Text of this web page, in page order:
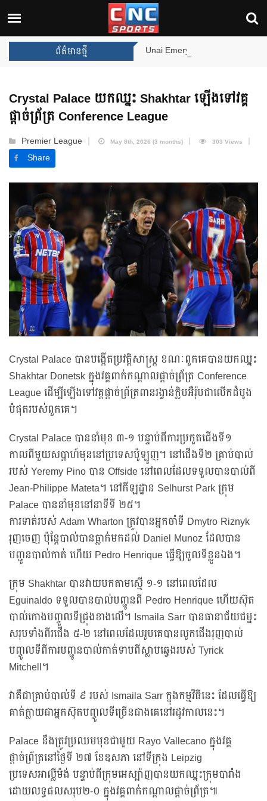
ព័ត៌មានថ្មីUnai Emery សន្យាថានឹងឈ្នះពានរង្វាន់បន្ថែមទៀត
Crystal Palace យកឈ្នះ Shakhtar ឡើងទៅវគ្គ
ផ្តាច់ព្រ័ត្រ Conference League
Premier League May 8th, 2026 (3 months) 303 Views
Share
Crystal Palace បានបង្កើតប្រវត្តិសាស្ត្រ ខណៈពួកគេបានយកឈ្នះ
Shakhtar Donetsk ក្នុងវគ្គពាក់កណ្តាលផ្តាច់ព្រ័ត្រ Conference
League ដើម្បីឡើងទៅវគ្គផ្តាច់ព្រ័ត្រពានរង្វាន់ក្លិបអឺរ៉ុបជាលើកដំបូង
បំផុតរបស់ពួកគេ។
Crystal Palace បាននាំមុខ ៣-១ បន្ទាប់ពីការប្រកួតជើងទី១
កាលពីមួយសប្តាហ៍មុននៅប្រទេសប៉ូឡូញ។ នៅជើងទី២ គ្រាប់បាល់
របស់ Yeremy Pino បាន Offside នៅពេលដែលទទួលបានបាល់ពី
Jean-Philippe Mateta។ នៅកីឡដ្ឋាន Selhurst Park ក្រុម
Palace បាននាំមុខនៅនាទីទី ២៥។
ការទាត់របស់ Adam Wharton ត្រូវបានអ្នកចាំទី Dmytro Riznyk
រុញចេញ ប៉ុន្តែបាល់បានធ្លាក់មកដល់ Daniel Munoz ដែលបាន
បញ្ជូនបាល់កាត់ ហើយ Pedro Henrique ធ្វើឱ្យចូលទីខ្លួនឯង។
ក្រុម Shakhtar បានវាយបកតាមស្មើ ១-១ នៅពេលដែល
Eguinaldo ទទួលបានបាល់បញ្ជូនពី Pedro Henrique ហើយស៊ុត
បាល់កោងបញ្ចូលទីជ្រុងខាងលើ។ Ismaila Sarr បានធានាជ័យជម្នះ
សរុបទាំងពីរជើង ៥-២ នៅពេលដែលរូបគេបានលូកជើងរុញបាល់
បញ្ចូលទីពីការបញ្ជូនបាល់កាត់ទាបពីស្លាបឆ្វេងរបស់ Tyrick
Mitchell។
វាគឺជាគ្រាប់បាល់ទី ៩ របស់ Ismaila Sarr ក្នុងកម្មវិធីនេះ ដែលធ្វើឱ្យ
គាត់ក្លាយជាអ្នកស៊ុតបញ្ចូលទីច្រើនជាងគេនៅរដូវកាលនេះ។
Palace នឹងត្រូវប្រឈមមុខជាមួយ Rayo Vallecano ក្នុងវគ្គ
ផ្តាច់ព្រ័ត្រនៅថ្ងៃទី ២៧ ខែឧសភា នៅទីក្រុង Leipzig
ប្រទេសអាល្លឺម៉ង់ បន្ទាប់ពីក្រុមអេស្ប៉ាញបានយកឈ្នះក្រុមបារាំង
ដោយលទ្ធផលសរុប២-០ ក្នុងវគ្គពាក់កណ្តាលផ្តាច់ព្រ័ត្រ៕